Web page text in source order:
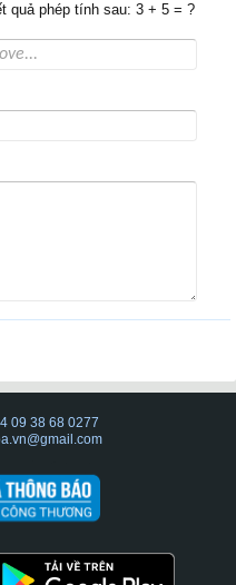
quả phép tính sau: 3 + 5 = ?
09 38 68 0277